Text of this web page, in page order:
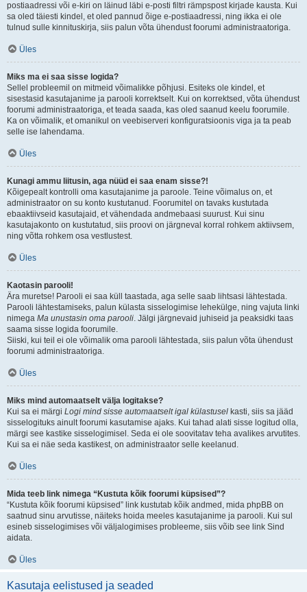
postiaadressi või e-kiri on läinud läbi e-posti filtri rämpspost kirjade kausta. Kui
sa oled täiesti kindel, et oled pannud õige e-postiaadressi, ning ikka ei ole
tulnud sulle kinnituskirja, siis palun võta ühendust foorumi administraatoriga.
Üles
Miks ma ei saa sisse logida?
Sellel probleemil on mitmeid võimalikke põhjusi. Esiteks ole kindel, et
sisestasid kasutajanime ja parooli korrektselt. Kui on korrektsed, võta ühendust
foorumi administraatoriga, et teada saada, kas oled saanud keelu foorumile.
Ka on võimalik, et omanikul on veebiserveri konfiguratsioonis viga ja ta peab
selle ise lahendama.
Üles
Kunagi ammu liitusin, aga nüüd ei saa enam sisse?!
Kõigepealt kontrolli oma kasutajanime ja paroole. Teine võimalus on, et
administraator on su konto kustutanud. Foorumitel on tavaks kustutada
ebaaktiivseid kasutajaid, et vähendada andmebaasi suurust. Kui sinu
kasutajakonto on kustutatud, siis proovi on järgneval korral rohkem aktiivsem,
ning võtta rohkem osa vestlustest.
Üles
Kaotasin parooli!
Ära muretse! Parooli ei saa küll taastada, aga selle saab lihtsasi lähtestada.
Parooli lähtestamiseks, palun külasta sisselogimise lehekülge, ning vajuta linki
nimega Ma unustasin oma parooli. Jälgi järgnevaid juhiseid ja peaksidki taas
saama sisse logida foorumile.
Siiski, kui teil ei ole võimalik oma parooli lähtestada, siis palun võta ühendust
foorumi administraatoriga.
Üles
Miks mind automaatselt välja logitakse?
Kui sa ei märgi Logi mind sisse automaatselt igal külastusel kasti, siis sa jääd
sisselogituks ainult foorumi kasutamise ajaks. Kui tahad alati sisse logitud olla,
märgi see kastike sisselogimisel. Seda ei ole soovitatav teha avalikes arvutites.
Kui sa ei näe seda kastikest, on administraator selle keelanud.
Üles
Mida teeb link nimega “Kustuta kõik foorumi küpsised”?
“Kustuta kõik foorumi küpsised” link kustutab kõik andmed, mida phpBB on
saatnud sinu arvutisse, näiteks hoida meeles kasutajanime ja parooli. Kui sul
esineb sisselogimises või väljalogimises probleeme, siis võib see link Sind
aidata.
Üles
Kasutaja eelistused ja seaded